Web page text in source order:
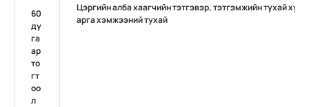
60
ду
га
ар
то
гт
оо
л
Цэргийн алба хаагчийн тэтгэвэр, тэтгэмжийн тухай
арга хэмжээний тухай